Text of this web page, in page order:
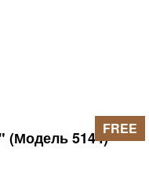
(Модель 5144)FREE